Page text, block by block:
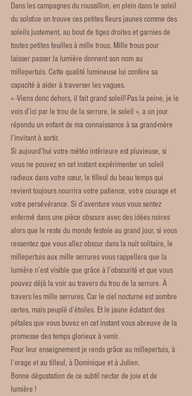
Dans les campagnes du roussillon, en plein dans le soleil
du solstice on trouve ces petites fleurs jaunes comme des
soleils justement, au bout de tiges droites et garnies de
toutes petites feuilles à mille trous. Mille trous pour
laisser passer la lumière donnent son nom au
millepertuis. Cette qualité lumineuse lui confère sa
capacité à aider à traverser les vagues.
« -Viens donc dehors, il fait grand soleil!-Pas la peine, je le
vois d’ici par le trou de la serrure, le soleil », a un jour
répondu un enfant de ma connaissance à sa grand-mère
l’invitant à sortir.
Si aujourd’hui votre météo intérieure est pluvieuse, si
vous ne pouvez en cet instant expérimenter un soleil
radieux dans votre cœur, le tilleul du beau temps qui
revient toujours nourrira votre patience, votre courage et
votre persévérance. Si d’aventure vous vous sentez
enfermé dans une pièce obscure avec des idées noires
alors que le reste du monde festoie au grand jour, si vous
ressentez que vous allez obscur dans la nuit solitaire, le
millepertuis aux mille serrures vous rappellera que la
lumière n’est visible que grâce à l’obscurité et que vous
pouvez déjà la voir au travers du trou de la serrure. À
travers les mille serrures. Car le ciel nocturne est sombre
certes, mais peuplé d’étoiles. Et le jaune éclatant des
pétales que vous buvez en cet instant vous abreuve de la
promesse des temps glorieux à venir.
Pour leur enseignement je rends grâce au millepertuis, à
l’orage et au tilleul, à Dominique et à Julien.
Bonne dégustation de ce subtil nectar de joie et de
lumière !